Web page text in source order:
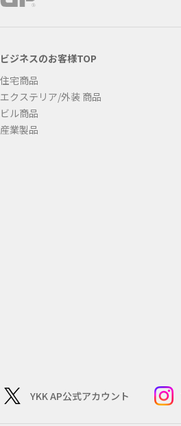
ビジネスのお客様TOP
住宅商品
エクステリア/外装 商品
ビル商品
産業製品
YKK AP公式アカウント